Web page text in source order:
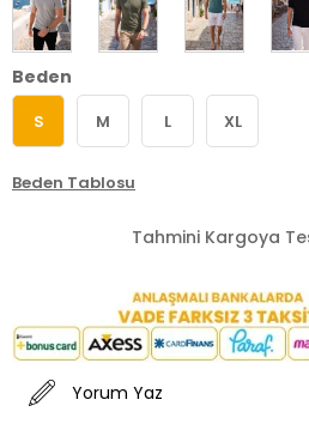
Beden
S M L XL
Beden Tablosu
Tahmini Kargoya
Yorum Yaz